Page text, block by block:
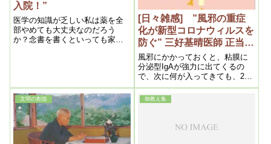
入院！”
医学の知識が乏しい私は薬を全
部やめても大丈夫なのだろう
か？念書を書くといっても家族
[日々雑感] ”風邪の重症
化が新型コロナウィルスを
防ぐ” 三好基晴医師 正当医
学オンライン講座より
風邪にかかっておくと、粘膜に
分泌型IgAが強力に出てくるの
で、次に何が入ってきても、2、
3年は大丈夫だろうと言われてい
る。ワクチンを打ってもIgA抗体
は出てこない。
文明の創造 御教え集